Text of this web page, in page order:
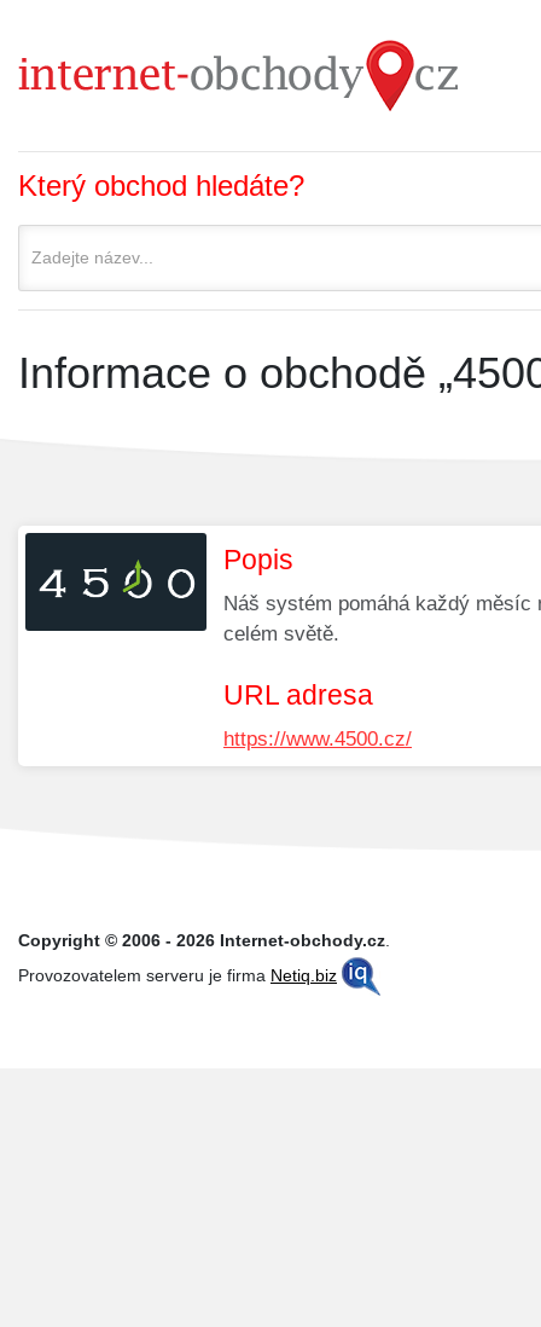
Který obchod hledáte?
Informace o obchodě
Popis
Náš systém pomáhá každý
celém světě.
URL adresa
https://www.4500.cz/
Copyright © 2006 - 2026 Internet-obchody.cz.
Provozovatelem serveru je firma Netiq.biz